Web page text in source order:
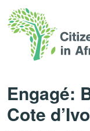
Engagé:
Cote